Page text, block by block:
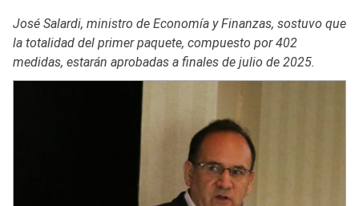
José Salardi, ministro de Economía y Finanzas, sostuvo que
la totalidad del primer paquete, compuesto por 402
medidas, estarán aprobadas a finales de julio de 2025.